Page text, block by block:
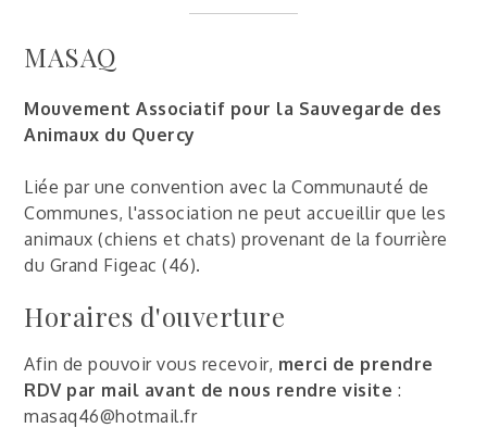
MASAQ
Mouvement Associatif pour la Sauvegarde des
Animaux du Quercy
Liée par une convention avec la Communauté de
Communes, l'association ne peut accueillir que les
animaux (chiens et chats) provenant de la fourrière
du Grand Figeac (46).
Horaires d'ouverture
Afin de pouvoir vous recevoir, merci de prendre
RDV par mail avant de nous rendre visite :
masaq46@hotmail.fr